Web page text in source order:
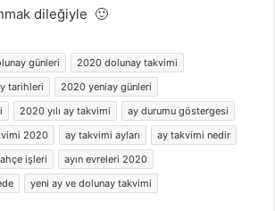
dileğiyle 🙂
günleri
2020 dolunay takvimi
tarihleri
2020 yeniay günleri
2020 yılı ay takvimi
ay durumu göstergesi
2020 ay takvimi ayları
ay takvimi nedir
işleri
ayın evreleri 2020
yeni ay ve dolunay takvimi